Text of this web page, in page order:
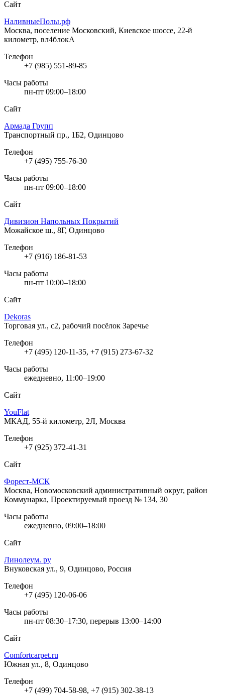
Сайт
НаливныеПолы.рф
Москва, поселение Московский, Киевское шоссе, 22-й
километр, вл4блокА
Телефон
+7 (985) 551-89-85
Часы работы
пн-пт 09:00–18:00
Сайт
Армада Групп
Транспортный пр., 1Б2, Одинцово
Телефон
+7 (495) 755-76-30
Часы работы
пн-пт 09:00–18:00
Сайт
Дивизион Напольных Покрытий
Можайское ш., 8Г, Одинцово
Телефон
+7 (916) 186-81-53
Часы работы
пн-пт 10:00–18:00
Сайт
Dekoras
Торговая ул., с2, рабочий посёлок Заречье
Телефон
+7 (495) 120-11-35, +7 (915) 273-67-32
Часы работы
ежедневно, 11:00–19:00
Сайт
YouFlat
МКАД, 55-й километр, 2Л, Москва
Телефон
+7 (925) 372-41-31
Сайт
Форест-МСК
Москва, Новомосковский административный округ, район
Коммунарка, Проектируемый проезд № 134, 30
Часы работы
ежедневно, 09:00–18:00
Сайт
Линолеум. ру
Внуковская ул., 9, Одинцово, Россия
Телефон
+7 (495) 120-06-06
Часы работы
пн-пт 08:30–17:30, перерыв 13:00–14:00
Сайт
Comfortcarpet.ru
Южная ул., 8, Одинцово
Телефон
+7 (499) 704-58-98, +7 (915) 302-38-13